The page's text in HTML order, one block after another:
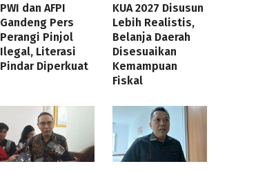
PWI dan AFPI
Gandeng Pers
Perangi Pinjol
Ilegal, Literasi
Pindar Diperkuat
KUA 2027 Disusun
Lebih Realistis,
Belanja Daerah
Disesuaikan
Kemampuan
Fiskal